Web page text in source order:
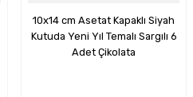
10x14 cm Asetat Kapaklı Siyah
Kutuda Yeni Yıl Temalı Sargılı 6
Adet Çikolata